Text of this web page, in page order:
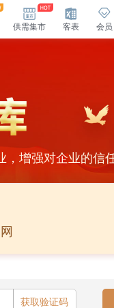
供需集市 客表 会员
，增强对企业的信
获取验证码